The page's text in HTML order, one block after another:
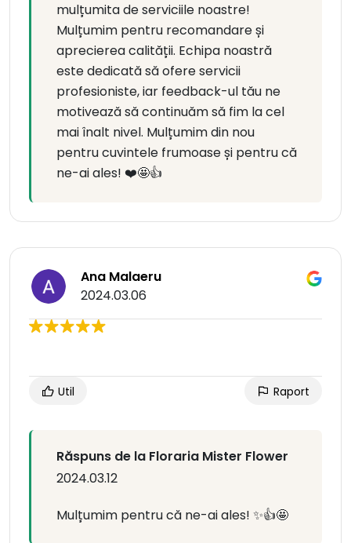
mulțumita de serviciile noastre!
Mulțumim pentru recomandare și
aprecierea calității. Echipa noastră
este dedicată să ofere servicii
profesioniste, iar feedback-ul tău ne
motivează să continuăm să fim la cel
mai înalt nivel. Mulțumim din nou
pentru cuvintele frumoase și pentru că
ne-ai ales! ❤️🤩👍
Ana Malaeru
2024.03.06
Util Raport
Răspuns de la Floraria Mister Flower
2024.03.12
Mulțumim pentru că ne-ai ales! ✨👍🤩